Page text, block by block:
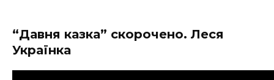
“Давня казка” скорочено. Леся
Українка